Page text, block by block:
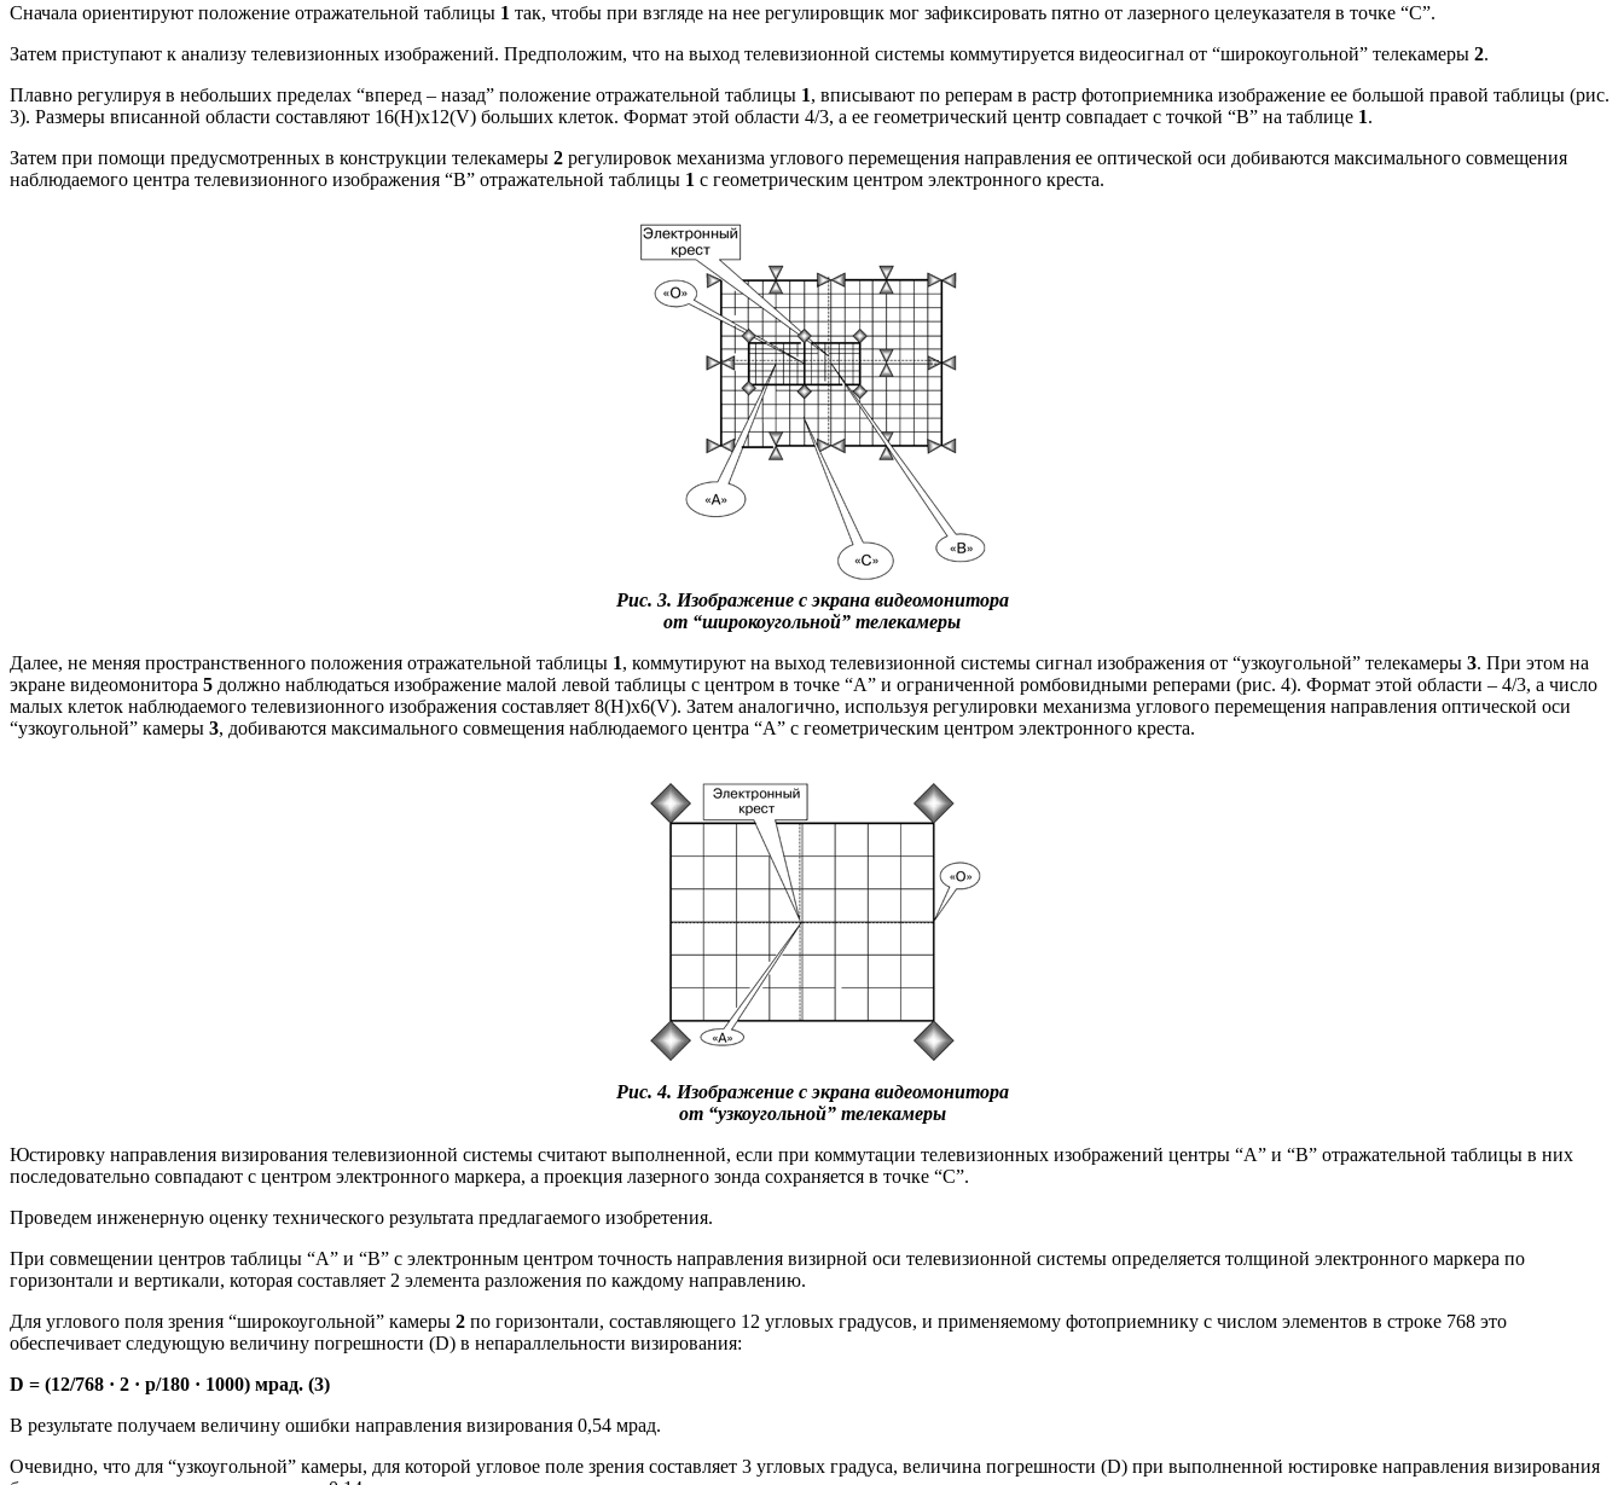
Сначала ориентируют положение отражательной таблицы 1 так, чтобы при взгляде на нее регулировщик мог зафиксировать пятно от лазерного целеуказателя в точке “C”.
Затем приступают к анализу телевизионных изображений. Предположим, что на выход телевизионной системы коммутируется видеосигнал от “широкоугольной” телекамеры 2.
Плавно регулируя в небольших пределах “вперед – назад” положение отражательной таблицы 1, вписывают по реперам в растр фотоприемника изображение ее большой правой таблицы (рис.
3). Размеры вписанной области составляют 16(H)х12(V) больших клеток. Формат этой области 4/3, а ее геометрический центр совпадает с точкой “B” на таблице 1.
Затем при помощи предусмотренных в конструкции телекамеры 2 регулировок механизма углового перемещения направления ее оптической оси добиваются максимального совмещения
наблюдаемого центра телевизионного изображения “B” отражательной таблицы 1 с геометрическим центром электронного креста.
Рис. 3. Изображение с экрана видеомонитора
от “широкоугольной” телекамеры
Далее, не меняя пространственного положения отражательной таблицы 1, коммутируют на выход телевизионной системы сигнал изображения от “узкоугольной” телекамеры 3. При этом на
экране видеомонитора 5 должно наблюдаться изображение малой левой таблицы с центром в точке “A” и ограниченной ромбовидными реперами (рис. 4). Формат этой области – 4/3, а число
малых клеток наблюдаемого телевизионного изображения составляет 8(H)х6(V). Затем аналогично, используя регулировки механизма углового перемещения направления оптической оси
“узкоугольной” камеры 3, добиваются максимального совмещения наблюдаемого центра “A” с геометрическим центром электронного креста.
Рис. 4. Изображение с экрана видеомонитора
от “узкоугольной” телекамеры
Юстировку направления визирования телевизионной системы считают выполненной, если при коммутации телевизионных изображений центры “A” и “B” отражательной таблицы в них
последовательно совпадают с центром электронного маркера, а проекция лазерного зонда сохраняется в точке “C”.
Проведем инженерную оценку технического результата предлагаемого изобретения.
При совмещении центров таблицы “A” и “B” с электронным центром точность направления визирной оси телевизионной системы определяется толщиной электронного маркера по
горизонтали и вертикали, которая составляет 2 элемента разложения по каждому направлению.
Для углового поля зрения “широкоугольной” камеры 2 по горизонтали, составляющего 12 угловых градусов, и применяемому фотоприемнику с числом элементов в строке 768 это
обеспечивает следующую величину погрешности (D) в непараллельности визирования:
D = (12/768 · 2 · p/180 · 1000) мрад. (3)
В результате получаем величину ошибки направления визирования 0,54 мрад.
Очевидно, что для “узкоугольной” камеры, для которой угловое поле зрения составляет 3 угловых градуса, величина погрешности (D) при выполненной юстировке направления визирования